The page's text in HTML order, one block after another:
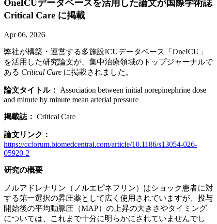
OneICUデータベースを活用した論文が国際学術誌
Critical Care に掲載
Apr 06, 2026
弊社が構築・運営する多施設ICUデータベース「OneICU」
を活用した研究論文が、集中治療領域のトップジャーナルで
ある Critical Care に掲載されました。
論文タイトル：
Association between initial norepinephrine dose
and minute by minute mean arterial pressure
掲載誌： Critical Care
論文リンク：
https://ccforum.biomedcentral.com/article/10.1186/s13054-026-
05920-2
研究の概要
ノルアドレナリン（ノルエピネフリン）はショック患者に対
する第一選択の昇圧薬として広く使用されていますが、投与
開始後の平均動脈圧（MAP）の上昇の大きさやタイミング
については、これまで十分に明らかにされていませんでし